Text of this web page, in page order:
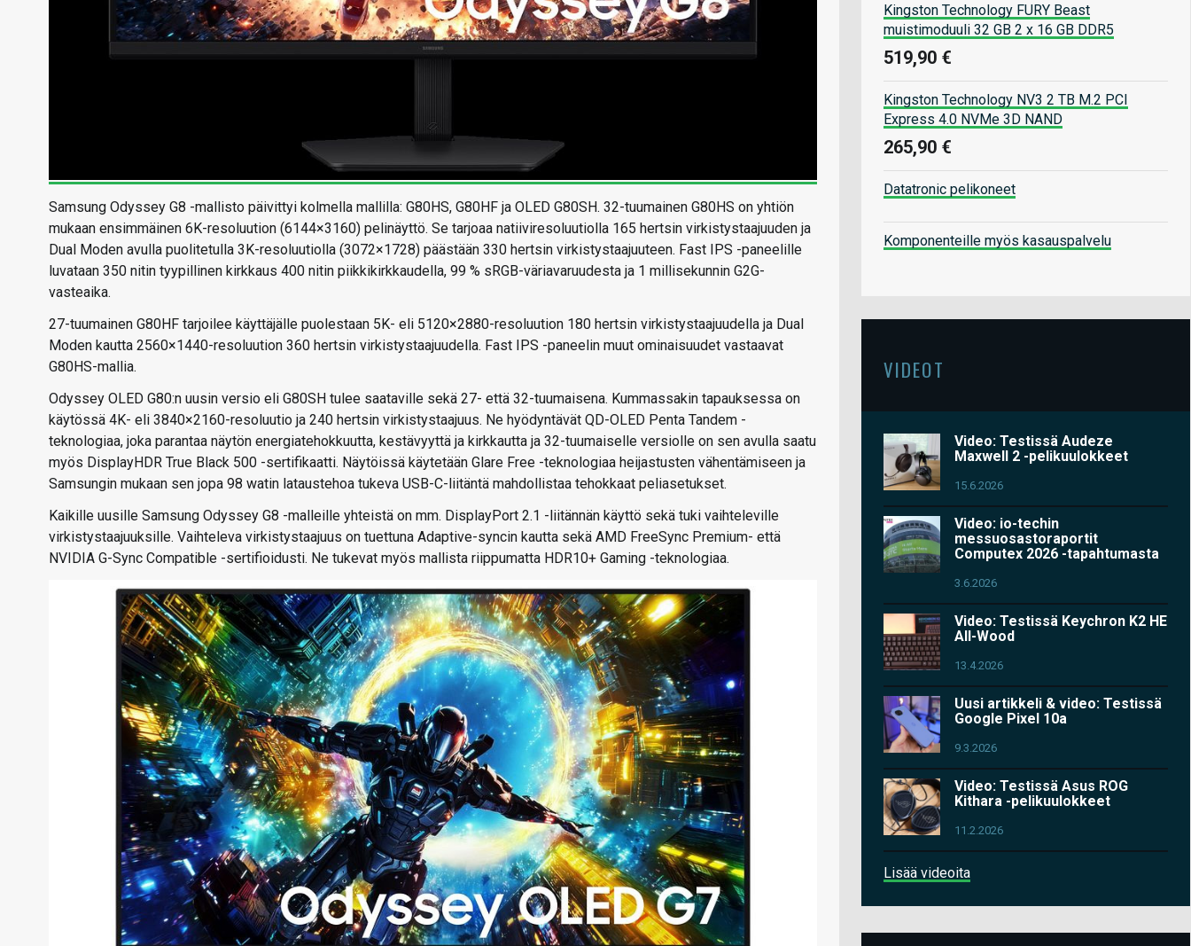
Samsung Odyssey G8 -mallisto päivittyi kolmella mallilla: G80HS, G80HF ja OLED G80SH. 32-tuumainen G80HS on yhtiön
mukaan ensimmäinen 6K-resoluution (6144×3160) pelinäyttö. Se tarjoaa natiiviresoluutiolla 165 hertsin virkistystaajuuden ja
Dual Moden avulla puolitetulla 3K-resoluutiolla (3072×1728) päästään 330 hertsin virkistystaajuuteen. Fast IPS -paneelille
luvataan 350 nitin tyypillinen kirkkaus 400 nitin piikkikirkkaudella, 99 % sRGB-väriavaruudesta ja 1 millisekunnin G2G-
vasteaika.
27-tuumainen G80HF tarjoilee käyttäjälle puolestaan 5K- eli 5120×2880-resoluution 180 hertsin virkistystaajuudella ja Dual
Moden kautta 2560×1440-resoluution 360 hertsin virkistystaajuudella. Fast IPS -paneelin muut ominaisuudet vastaavat
G80HS-mallia.
Odyssey OLED G80:n uusin versio eli G80SH tulee saataville sekä 27- että 32-tuumaisena. Kummassakin tapauksessa on
käytössä 4K- eli 3840×2160-resoluutio ja 240 hertsin virkistystaajuus. Ne hyödyntävät QD-OLED Penta Tandem -
teknologiaa, joka parantaa näytön energiatehokkuutta, kestävyyttä ja kirkkautta ja 32-tuumaiselle versiolle on sen avulla saatu
myös DisplayHDR True Black 500 -sertifikaatti. Näytöissä käytetään Glare Free -teknologiaa heijastusten vähentämiseen ja
Samsungin mukaan sen jopa 98 watin lataustehoa tukeva USB-C-liitäntä mahdollistaa tehokkaat peliasetukset.
Kaikille uusille Samsung Odyssey G8 -malleille yhteistä on mm. DisplayPort 2.1 -liitännän käyttö sekä tuki vaihteleville
virkistystaajuuksille. Vaihteleva virkistystaajuus on tuettuna Adaptive-syncin kautta sekä AMD FreeSync Premium- että
NVIDIA G-Sync Compatible -sertifioidusti. Ne tukevat myös mallista riippumatta HDR10+ Gaming -teknologiaa.
Kingston Technology FURY Beast
muistimoduuli 32 GB 2 x 16 GB DDR5
519,90 €
Kingston Technology NV3 2 TB M.2 PCI
Express 4.0 NVMe 3D NAND
265,90 €
Datatronic pelikoneet
Komponenteille myös kasauspalvelu
VIDEOT
Video: Testissä Audeze
Maxwell 2 -pelikuulokkeet
15.6.2026
Video: io-techin
messuosastoraportit
Computex 2026 -tapahtumasta
3.6.2026
Video: Testissä Keychron K2 HE
All-Wood
13.4.2026
Uusi artikkeli & video: Testissä
Google Pixel 10a
9.3.2026
Video: Testissä Asus ROG
Kithara -pelikuulokkeet
11.2.2026
Lisää videoita